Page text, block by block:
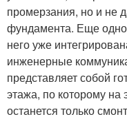
промерзания, но и не
фундамента. Еще
него уже
инженерные
представляет собой
этажа, по которому на
останется только